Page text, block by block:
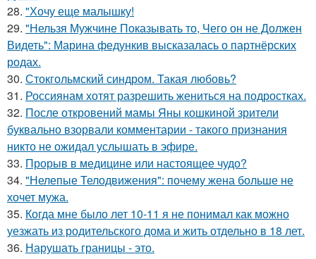
28. "Хочу еще малышку!
29. "Нельзя Мужчине Показывать то, Чего он не Должен
Видеть": Марина федункив высказалась о партнёрских
родах.
30. Стокгольмский синдром. Такая любовь?
31. Россиянам хотят разрешить жениться на подростках.
32. После откровений мамы Яны кошкиной зрители
буквально взорвали комментарии - такого признания
никто не ожидал услышать в эфире.
33. Прорыв в медицине или настоящее чудо?
34. "Нелепые Телодвижения": почему жена больше не
хочет мужа.
35. Когда мне было лет 10-11 я не понимал как можно
уезжать из родительского дома и жить отдельно в 18 лет.
36. Нарушать границы - это.